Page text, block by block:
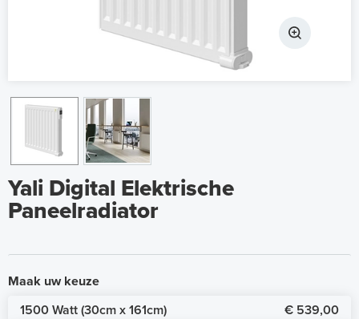
Yali Digital Elektrische
Paneelradiator
Maak uw keuze
1500 Watt (30cm x 161cm)
€ 539,00